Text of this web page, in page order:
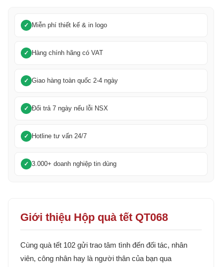
Miễn phí thiết kế & in logo
Hàng chính hãng có VAT
Giao hàng toàn quốc 2-4 ngày
Đổi trả 7 ngày nếu lỗi NSX
Hotline tư vấn 24/7
3.000+ doanh nghiệp tin dùng
Giới thiệu Hộp quà tết QT068
Cùng quà tết 102 gửi trao tâm tình đến đối tác, nhân
viên, công nhân hay là người thân của bạn qua